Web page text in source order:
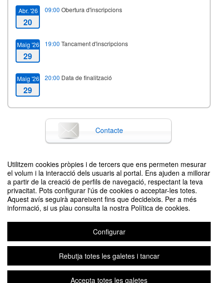
Utilitzem cookies pròpies i de tercers que ens permeten mesurar
el volum i la interacció dels usuaris al portal. Ens ajuden a millorar
a partir de la creació de perfils de navegació, respectant la teva
privacitat. Pots configurar l'ús de cookies o acceptar-les totes.
Aquest avís seguirà apareixent fins que decideixis. Per a més
informació, si us plau consulta la nostra Política de cookies.
Configurar
Rebutja totes les galetes i tancar
Accepta totes les galetes
Abr. '26
20
09:00 Obertura d'inscripcions
Maig '26
29
19:00 Tancament d'inscripcions
Maig '26
29
20:00 Data de finalització
Contacte
Difon el teu esdeveniment posant el codi següent en el teu lloc
Jornades Online de Gestió Responsable de la IA: Abril 20th, Maig 18 2026
Organitzat per Departament i Escola d’Enginyeria